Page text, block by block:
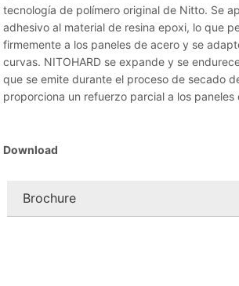
tecnología de polímero original de Nitto. Se
adhesivo al material de resina epoxi, lo que
firmemente a los paneles de acero y se
curvas. NITOHARD se expande y se
que se emite durante el proceso de secado
proporciona un refuerzo parcial a los paneles
Download
Brochure